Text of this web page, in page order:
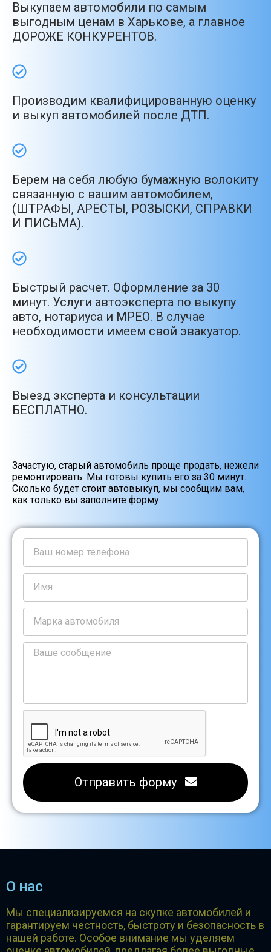
Выкупаем автомобили по самым
выгодным ценам в Харькове, а главное
ДОРОЖЕ КОНКУРЕНТОВ.
Производим квалифицированную оценку
и выкуп автомобилей после ДТП.
Берем на себя любую бумажную волокиту
связанную с вашим автомобилем,
(ШТРАФЫ, АРЕСТЫ, РОЗЫСКИ, СПРАВКИ
И ПИСЬМА).
Быстрый расчет. Оформление за 30
минут. Услуги автоэксперта по выкупу
авто, нотариуса и МРЕО. В случае
необходимости имеем свой эвакуатор.
Выезд эксперта и консультации
БЕСПЛАТНО.
Зачастую, старый автомобиль проще продать, нежели
ремонтировать. Мы готовы купить его за 30 минут.
Сколько будет стоит автовыкуп, мы сообщим вам,
как только вы заполните форму.
Отправить форму
О нас
Мы специализируемся на скупке автомобилей и
гарантируем честность, быстроту и безопасность в
нашей работе. Особое внимание мы уделяем